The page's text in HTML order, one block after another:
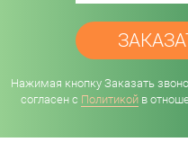
Нажимая кнопку Заказать
согласен с Политикойв